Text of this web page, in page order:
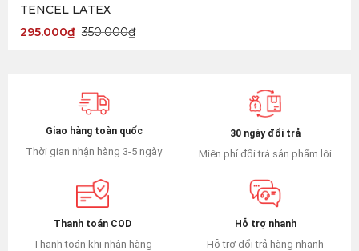
TENCEL LATEX
350.000₫
295.000₫
Giao hàng toàn quốc
Thời gian nhận hàng 3-5 ngày
30 ngày đổi trả
Miễn phí đổi trả sản phẩm lỗi
Thanh toán COD
Thanh toán khi nhận hàng
Hỗ trợ nhanh
Hỗ trợ đổi trả hàng nhanh